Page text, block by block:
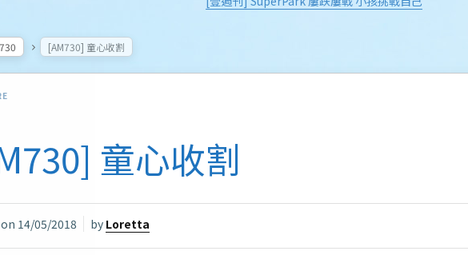
[AM730] 童心收割
童心收割
14/05/2018 by Loretta